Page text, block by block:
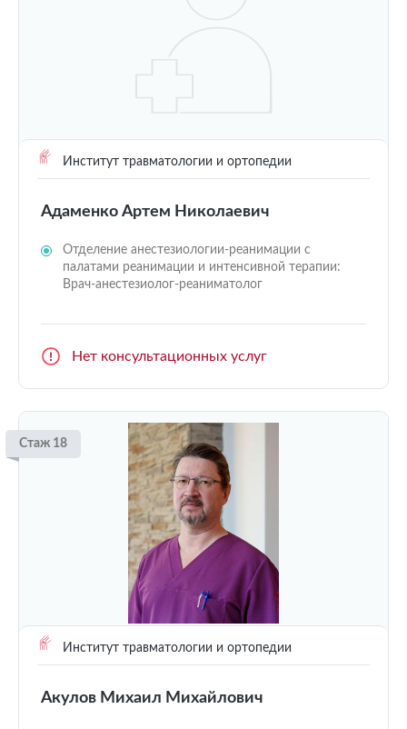
Институт травматологии и ортопедии
Адаменко Артем Николаевич
Отделение анестезиологии-реанимации с
палатами реанимации и интенсивной терапии:
Врач-анестезиолог-реаниматолог
Нет консультационных услуг
Стаж 18
Институт травматологии и ортопедии
Акулов Михаил Михайлович